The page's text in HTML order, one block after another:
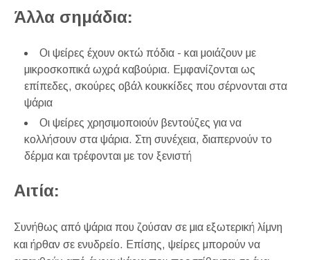
Άλλα σημάδια:
Οι ψείρες έχουν οκτώ πόδια - και μοιάζουν με
μικροσκοπικά ωχρά καβούρια. Εμφανίζονται ως
επίπεδες, σκούρες οβάλ κουκκίδες που σέρνονται στα
ψάρια
Οι ψείρες χρησιμοποιούν βεντούζες για να
κολλήσουν στα ψάρια. Στη συνέχεια, διαπερνούν το
δέρμα και τρέφονται με τον ξενιστή
Αιτία:
Συνήθως από ψάρια που ζούσαν σε μια εξωτερική λίμνη
και ήρθαν σε ενυδρείο. Επίσης, ψείρες μπορούν να